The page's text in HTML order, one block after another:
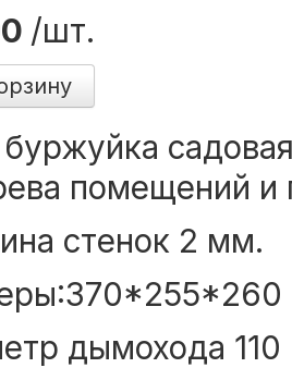
/шт.
помещений и
стенок 2 мм.
дымохода